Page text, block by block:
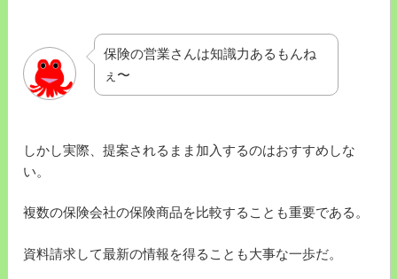
保険の営業さんは知識力あるもんね
ぇ〜
しかし実際、提案されるまま加入するのはおすすめしな
い。
複数の保険会社の保険商品を比較することも重要である。
資料請求して最新の情報を得ることも大事な一歩だ。